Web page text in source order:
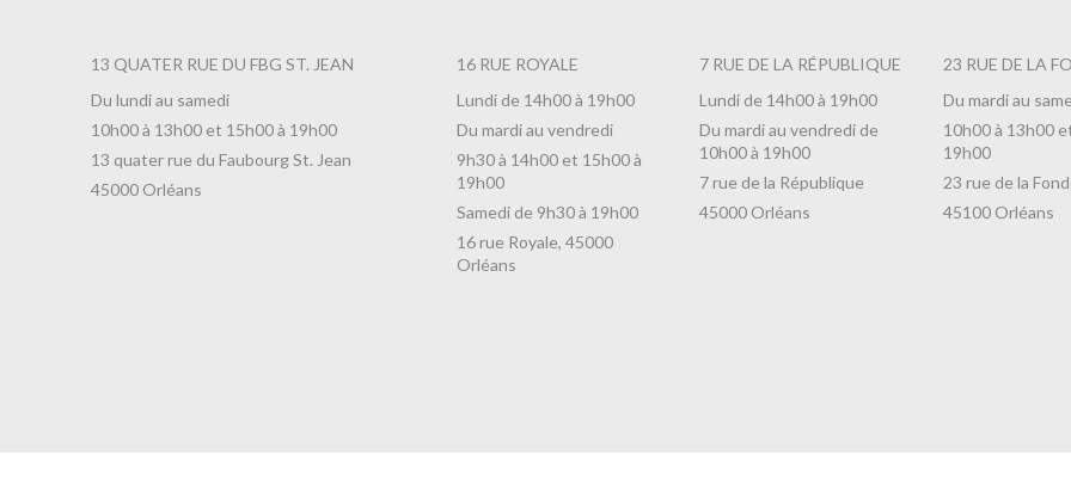
13 QUATER RUE DU FBG ST. JEAN
Du lundi au samedi
10h00 à 13h00 et 15h00 à 19h00
13 quater rue du Faubourg St. Jean
45000 Orléans
16 RUE ROYALE
Lundi de 14h00 à 19h00
Du mardi au vendredi
9h30 à 14h00 et 15h00 à
19h00
Samedi de 9h30 à 19h00
16 rue Royale, 45000
Orléans
7 RUE DE LA RÉPUBLIQUE
Lundi de 14h00 à 19h00
Du mardi au vendredi de
10h00 à 19h00
7 rue de la République
45000 Orléans
23 RUE DE LA
Du mardi au
10h00 à 13h00
19h00
23 rue de la
45100 Orléans